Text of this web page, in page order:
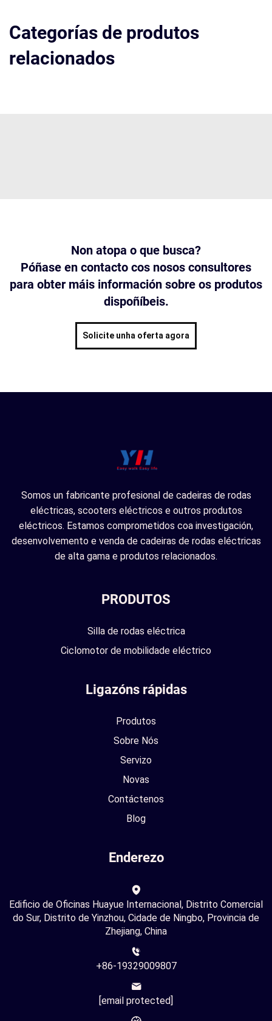
Categorías de produtos
relacionados
Non atopa o que busca?
Póñase en contacto cos nosos consultores
para obter máis información sobre os produtos
dispoñíbeis.
Solicite unha oferta agora
Somos un fabricante profesional de cadeiras de rodas
eléctricas, scooters eléctricos e outros produtos
eléctricos. Estamos comprometidos coa investigación,
desenvolvemento e venda de cadeiras de rodas eléctricas
de alta gama e produtos relacionados.
PRODUTOS
Silla de rodas eléctrica
Ciclomotor de mobilidade eléctrico
Ligazóns rápidas
Produtos
Sobre Nós
Servizo
Novas
Contáctenos
Blog
Enderezo
Edificio de Oficinas Huayue Internacional, Distrito Comercial
do Sur, Distrito de Yinzhou, Cidade de Ningbo, Provincia de
Zhejiang, China
+86-19329009807
[email protected]